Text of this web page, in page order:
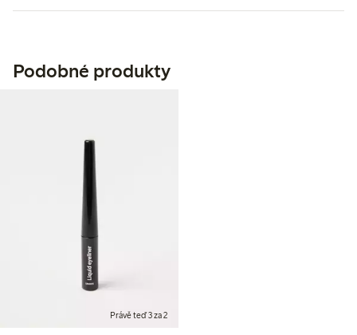
Podobné produkty
Právě teď 3 za 2